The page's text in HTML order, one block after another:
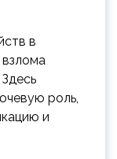
в
роль,
и